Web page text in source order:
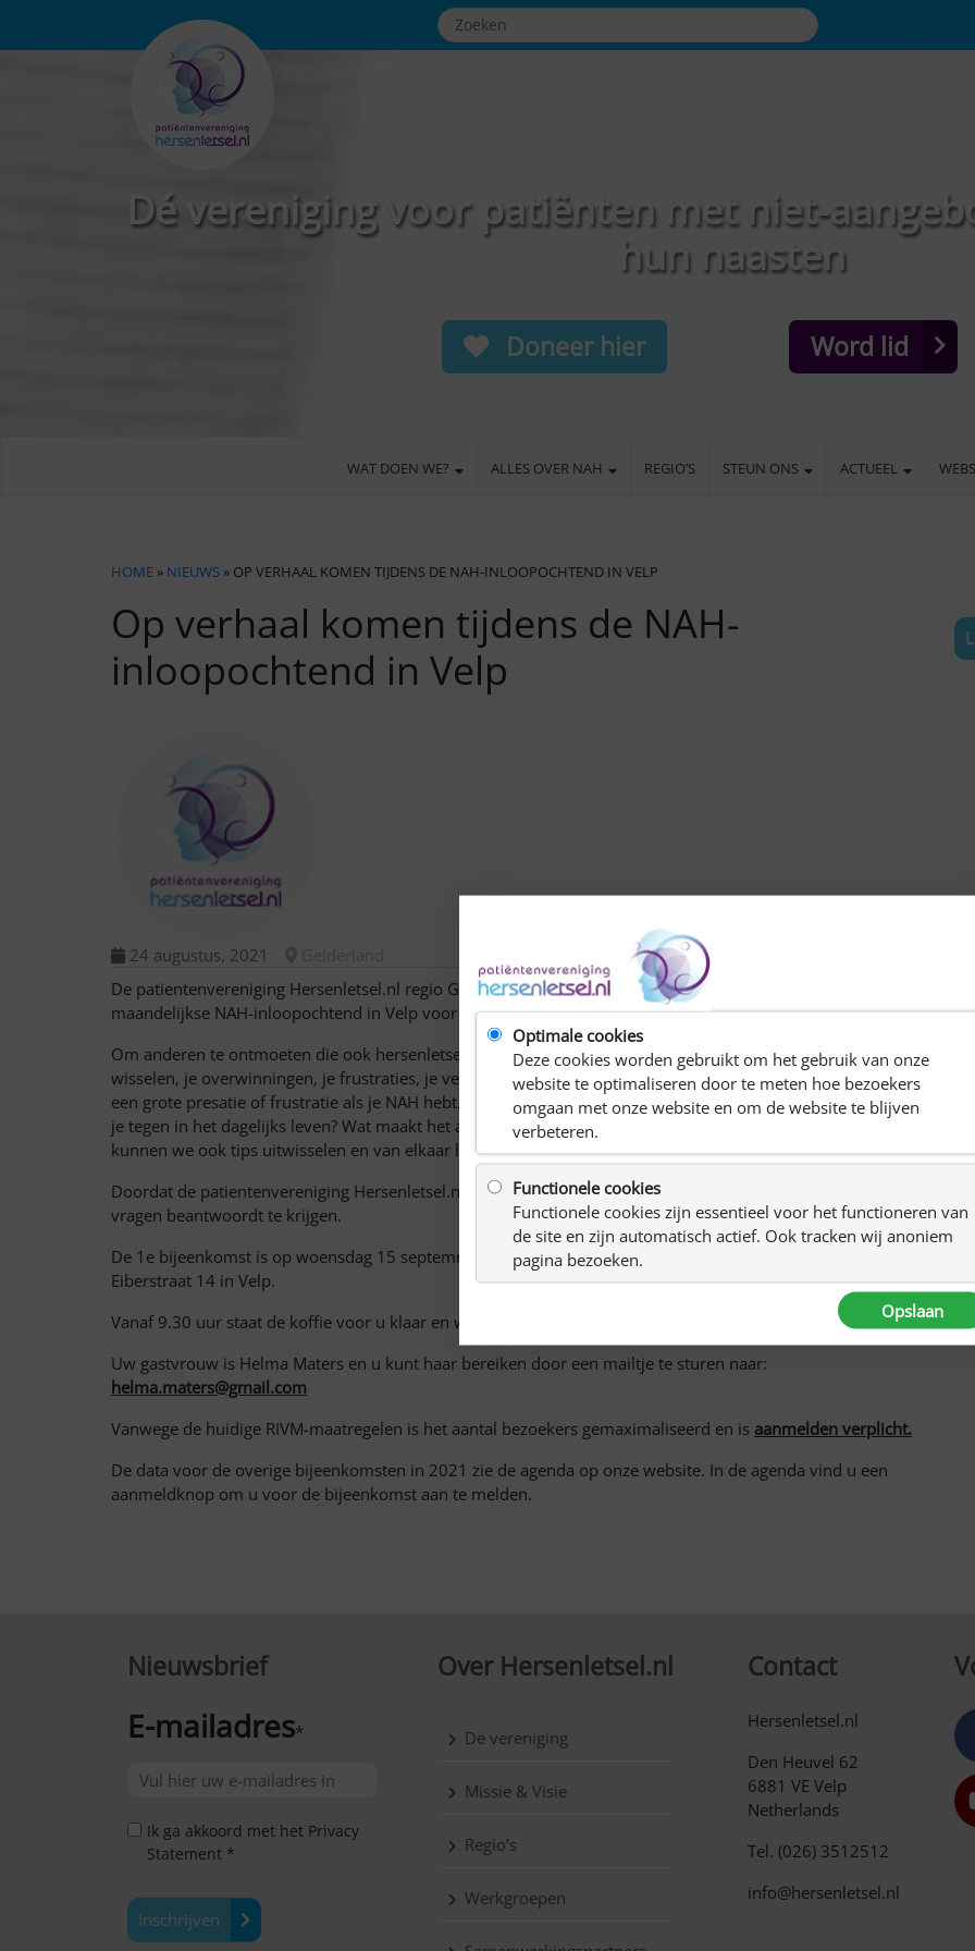
Dé vereniging voor patiënten met niet-
hun naasten
Doneer hier Word lid
WAT DOEN WE? ALLES OVER NAH REGIO’S STEUN ONS ACTUEEL
HOME » NIEUWS » OP VERHAAL KOMEN TIJDENS DE NAH-INLOOPOCHTEND IN VELP
Op verhaal komen tijdens de NAH-
inloopochtend in Velp
24 augustus, 2021
De patientenvereniging Hersenletsel.nl regio Gelderland start op woensdag 15 september met een
maandelijkse NAH-inloopochtend in Velp voor inwoners met Niet Aangeboren Hersenletsel (NAH).
Om anderen te ontmoeten die ook hersenletsel hebben en die weten waar je het over hebt. Om uit te
wisselen, je overwinningen, je frustraties, je verdriet en je machteloosheid. Wat normaal is voor een ander is
een grote presatie of frustratie als je NAH hebt. Door een lotgenoot wordt dit gezien, erkent, herkent. Wat kom
je tegen in het dagelijks leven? Wat maakt het anders dan voorheen en hoe ga je ermee om? Door dit te delen,
kunnen we ook tips uitwisselen en van elkaar leren.
Doordat de patientenvereniging Hersenletsel.nl regio Gelderland dit organiseert is het mogelijk om allerhande
vragen beantwoordt te krijgen.
De 1e bijeenkomst is op woensdag 15 septemner 2021 in Ontmoetingscentrum De Paperclip aan de
Eiberstraat 14 in Velp.
Vanaf 9.30 uur staat de koffie voor u klaar en we starten om 10.00 uur en we sluiten af rond 11.30 uur.
Uw gastvrouw is Helma Maters en u kunt haar bereiken door een mailtje te sturen naar:
helma.maters@gmail.com
Vanwege de huidige RIVM-maatregelen is het aantal bezoekers gemaximaliseerd en is aanmelden verplicht.
De data voor de overige bijeenkomsten in 2021 zie de agenda op onze website. In de agenda vind u een
aanmeldknop om u voor de bijeenkomst aan te melden.
Nieuwsbrief
E-mailadres*
Ik ga akkoord met het Privacy
Statement *
Inschrijven
Over Hersenletsel.nl
De vereniging
Missie & Visie
Regio’s
Werkgroepen
Contact
Hersenletsel.nl
Den Heuvel 62
6881 VE Velp
Netherlands
Tel. (026) 3512512
info@hersenletsel.nl
Optimale cookies
Deze cookies worden gebruikt om het gebruik van onze
website te optimaliseren door te meten hoe bezoekers
omgaan met onze website en om de website te blijven
verbeteren.
Functionele cookies
Functionele cookies zijn essentieel voor het functioneren van
de site en zijn automatisch actief. Ook tracken wij anoniem
pagina bezoeken.
Opslaan